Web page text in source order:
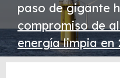
paso de gigante
compromiso de
energía limpia en